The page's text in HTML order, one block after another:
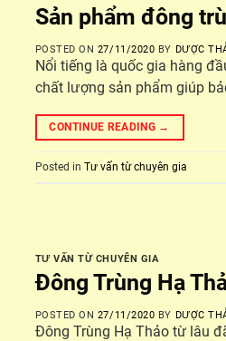
Sản phẩm đông
POSTED ON 27/11/2020 BY DƯỢC
Nổi tiếng là quốc gia hàng
chất lượng sản phẩm giúp
CONTINUE READING →
Posted in Tư vấn từ chuyên gia
TƯ VẤN TỪ CHUYÊN GIA
Đông Trùng Hạ
POSTED ON 27/11/2020 BY DƯỢC
Đông Trùng Hạ Thảo từ lâu